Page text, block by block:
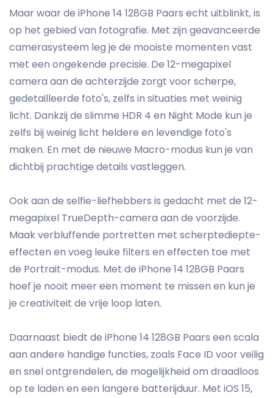
Maar waar de iPhone 14 128GB Paars echt uitblinkt, is
op het gebied van fotografie. Met zijn geavanceerde
camerasysteem leg je de mooiste momenten vast
met een ongekende precisie. De 12-megapixel
camera aan de achterzijde zorgt voor scherpe,
gedetailleerde foto's, zelfs in situaties met weinig
licht. Dankzij de slimme HDR 4 en Night Mode kun je
zelfs bij weinig licht heldere en levendige foto's
maken. En met de nieuwe Macro-modus kun je van
dichtbij prachtige details vastleggen.
Ook aan de selfie-liefhebbers is gedacht met de 12-
megapixel TrueDepth-camera aan de voorzijde.
Maak verbluffende portretten met scherptediepte-
effecten en voeg leuke filters en effecten toe met
de Portrait-modus. Met de iPhone 14 128GB Paars
hoef je nooit meer een moment te missen en kun je
je creativiteit de vrije loop laten.
Daarnaast biedt de iPhone 14 128GB Paars een scala
aan andere handige functies, zoals Face ID voor veilig
en snel ontgrendelen, de mogelijkheid om draadloos
op te laden en een langere batterijduur. Met iOS 15,